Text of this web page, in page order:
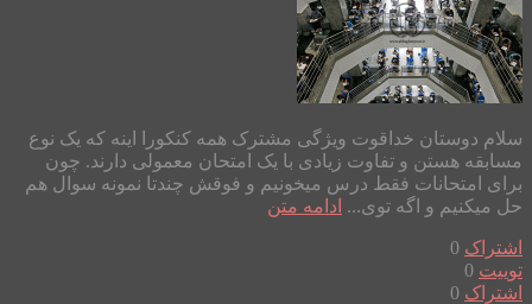
سلام دوستان خداقوت ویژگی مشترک همه کنکورا اینه که یک نوع
مسابقه هستن و تفاوت زیادی با یک امتحان معمولی دارند. چون
برای امتحانات فقط درس میخونیم و فوقش چندتا نمونه سوال هم
حل میکنیم و اگه توی... ادامه متن
اشتراک 0
توییت 0
اشتراک 0